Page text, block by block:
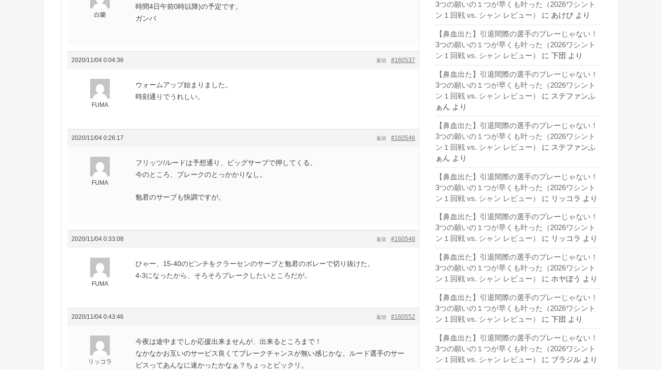
白蘭
時間4日午前0時以降)の予定です。
ガンバ
2020/11/04 0:04:36 #160537
返信
FUMA
ウォームアップ始まりました。
時刻通りでうれしい。
2020/11/04 0:26:17 #160546
返信
FUMA
フリッツ/ルードは予想通り、ビッグサーブで押してくる。
今のところ、ブレークのとっかかりなし。
勉君のサーブも快調ですが。
2020/11/04 0:33:08 #160548
返信
FUMA
ひゃー、15-40のピンチをクラーセンのサーブと勉君のボレーで切り抜けた。
4-3になったから、そろそろブレークしたいところだが。
2020/11/04 0:43:46 #160552
返信
リッコラ
今夜は途中までしか応援出来ませんが、出来るところまで！
なかなかお互いのサービス良くてブレークチャンスが無い感じかな。ルード選手のサー
ビスってあんなに速かったかなぁ？ちょっとビックリ。
3つの願いの１つが早くも叶った（2026ワシント
ン１回戦 vs. シャン レビュー）
に あけび より
【鼻血出た】引退間際の選手のプレーじゃない！
3つの願いの１つが早くも叶った（2026ワシント
ン１回戦 vs. シャン レビュー）
に 下団 より
【鼻血出た】引退間際の選手のプレーじゃない！
3つの願いの１つが早くも叶った（2026ワシント
ン１回戦 vs. シャン レビュー）
に ステファンふ
ぁん より
【鼻血出た】引退間際の選手のプレーじゃない！
3つの願いの１つが早くも叶った（2026ワシント
ン１回戦 vs. シャン レビュー）
に ステファンふ
ぁん より
【鼻血出た】引退間際の選手のプレーじゃない！
3つの願いの１つが早くも叶った（2026ワシント
ン１回戦 vs. シャン レビュー）
に リッコラ より
【鼻血出た】引退間際の選手のプレーじゃない！
3つの願いの１つが早くも叶った（2026ワシント
ン１回戦 vs. シャン レビュー）
に リッコラ より
【鼻血出た】引退間際の選手のプレーじゃない！
3つの願いの１つが早くも叶った（2026ワシント
ン１回戦 vs. シャン レビュー）
に ホヤぼう より
【鼻血出た】引退間際の選手のプレーじゃない！
3つの願いの１つが早くも叶った（2026ワシント
ン１回戦 vs. シャン レビュー）
に 下団 より
【鼻血出た】引退間際の選手のプレーじゃない！
3つの願いの１つが早くも叶った（2026ワシント
ン１回戦 vs. シャン レビュー）
に ブラジル より